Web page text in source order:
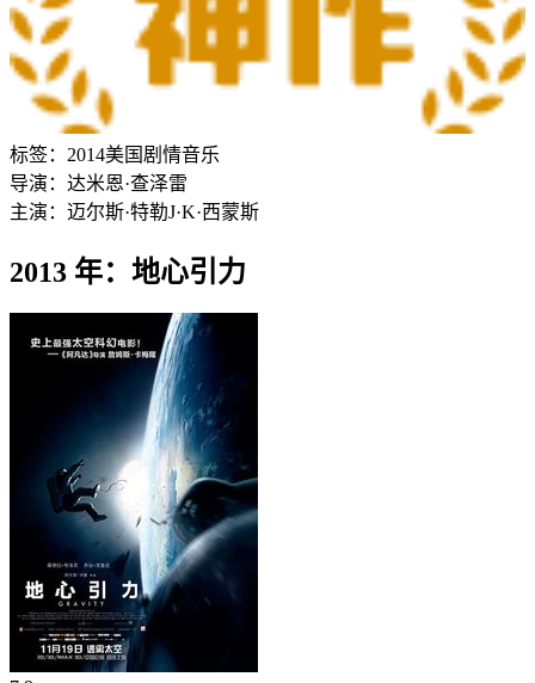
标签： 2014美国 剧情音乐
导演： 达米恩·查泽雷
主演： 迈尔斯·特勒J·K·西蒙斯
2013 年：地心引力